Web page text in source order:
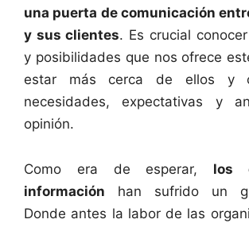
una puerta de comunicación
y sus clientes. Es crucial
y posibilidades que nos ofrece
estar más cerca de ellos y
necesidades, expectativas y
opinión.
Como era de esperar, los
información han sufrido un
Donde antes la labor de las